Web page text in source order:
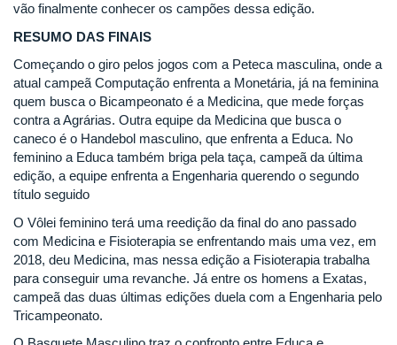
vão finalmente conhecer os campões dessa edição.
RESUMO DAS FINAIS
Começando o giro pelos jogos com a Peteca masculina, onde a
atual campeã Computação enfrenta a Monetária, já na feminina
quem busca o Bicampeonato é a Medicina, que mede forças
contra a Agrárias. Outra equipe da Medicina que busca o
caneco é o Handebol masculino, que enfrenta a Educa. No
feminino a Educa também briga pela taça, campeã da última
edição, a equipe enfrenta a Engenharia querendo o segundo
título seguido
O Vôlei feminino terá uma reedição da final do ano passado
com Medicina e Fisioterapia se enfrentando mais uma vez, em
2018, deu Medicina, mas nessa edição a Fisioterapia trabalha
para conseguir uma revanche. Já entre os homens a Exatas,
campeã das duas últimas edições duela com a Engenharia pelo
Tricampeonato.